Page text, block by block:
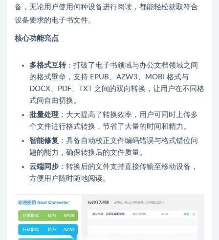
备，无论用户使用何种设备进行阅读，都能轻松获取符合
设备要求的电子书文件。
核心功能亮点
多格式互转：打破了电子书领域与办公文档领域之间
的格式壁垒，支持 EPUB、AZW3、MOBI 格式与
DOCX、PDF、TXT 之间的双向转换，让用户在不同格
式间自由切换。
批量处理 ：大大提高了转换效率，用户可同时上传多
个文件进行格式转换，节省了大量的时间和精力。
智能修复 ：具备自动校正文件编码错误与格式错位问
题的能力，确保转换后的文件质量。
云端同步 ：转换后的文件支持直接传输至移动设备，
方便用户随时随地阅读。